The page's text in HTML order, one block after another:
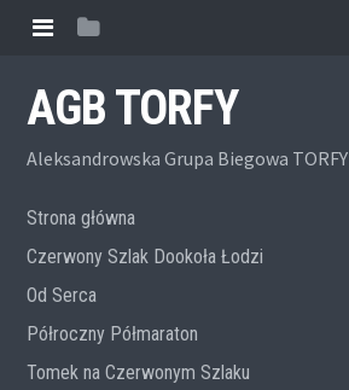
AGB TORFY
Aleksandrowska Grupa Biegowa TORFY
Strona główna
Czerwony Szlak Dookoła Łodzi
Od Serca
Półroczny Półmaraton
Tomek na Czerwonym Szlaku